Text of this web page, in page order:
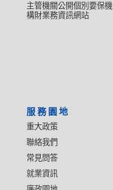
主管機關公開個別要保機
構財業務資訊網站
服務園地
重大政策
聯絡我們
常見問答
就業資訊